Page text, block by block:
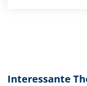
Interessante